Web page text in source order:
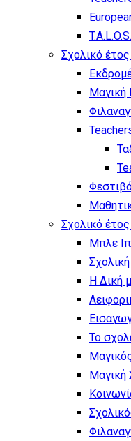
T.A.L.O.S.
Σχολικό
Μαγική
Σχολικό
Μπλε
Η Δική
Το
Μαγική